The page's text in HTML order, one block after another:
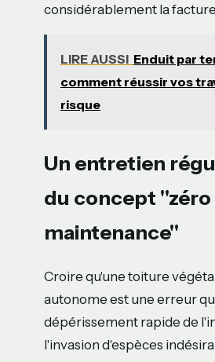
considérablement la
LIRE AUSSI Enduit par
comment réussir vos
risque
Un entretien
du concept "zéro
maintenance"
Croire qu'une toiture
autonome est une erreur
dépérissement rapide de
l'invasion d'espèces